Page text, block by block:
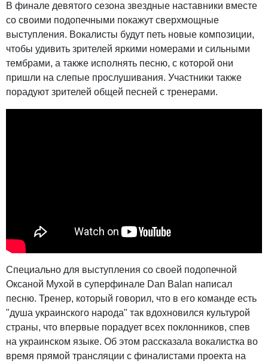
В финале девятого сезона звездные наставники вместе
со своими подопечными покажут сверхмощные
выступления. Вокалисты будут петь новые композиции,
чтобы удивить зрителей яркими номерами и сильными
тембрами, а также исполнять песню, с которой они
пришли на слепые прослушивания. Участники также
порадуют зрителей общей песней с тренерами.
Специально для выступления со своей подопечной
Оксаной Мухой в суперфинале Dan Balan написал
песню. Тренер, который говорил, что в его команде есть
"душа украинского народа" так вдохновился культурой
страны, что впервые порадует всех поклонников, спев
на украинском языке. Об этом рассказала вокалистка во
время прямой трансляции с финалистами проекта на